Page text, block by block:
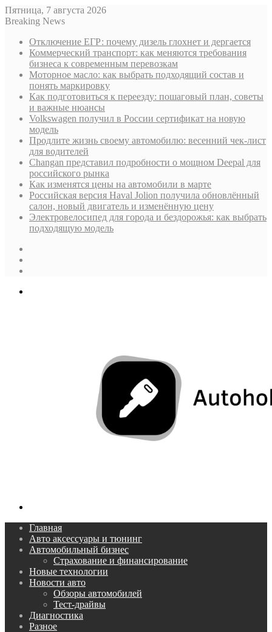
Пятница, 7 августа 2026
Breaking News
Отключение ЕГР: почему дизель глохнет и дергается
Коммерческий транспорт: как меняются требования
бизнеса к современным перевозкам
Моторное масло: как выбрать подходящий состав и
понять маркировку
Как подготовиться к переезду: пошаговый план, советы
и важные нюансы
Volkswagen получил в России сертификат на новую
модель
Продлите жизнь своему автомобилю: весенний чек-лист
для водителей
Changan представил подробности о мощном Deepal для
российского рынка
Как изменятся цены на автомобили в марте
Российская версия Haval Jolion получила обновлённый
салон, новый двигатель и изменённую цену
Электровелосипед для города и бездорожья: как выбрать
подходящую модель
Главная
Авто аксессуары и тюнинг
Автомобильный бизнес
Страхование и финансирование
Новые технологии
Новости авто
Обзоры автомобилей
Тест-драйвы
Диагностика
Разное